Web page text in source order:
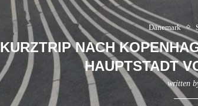
Dänemark
KURZTRIP NACH
HAUPTSTADT
written